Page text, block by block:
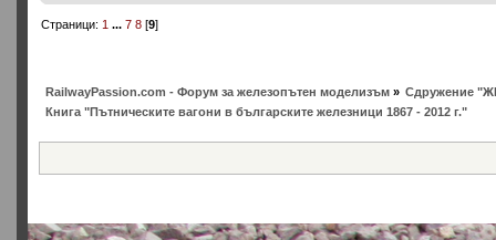
Страници: 1 ... 7 8[9]
RailwayPassion.com - Форум за железопътен моделизъм» Сдружение
Книга "Пътническите вагони в българските железници 1867 - 2012 г."